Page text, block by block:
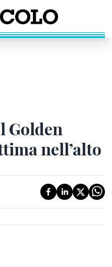
Golden
nell’alto